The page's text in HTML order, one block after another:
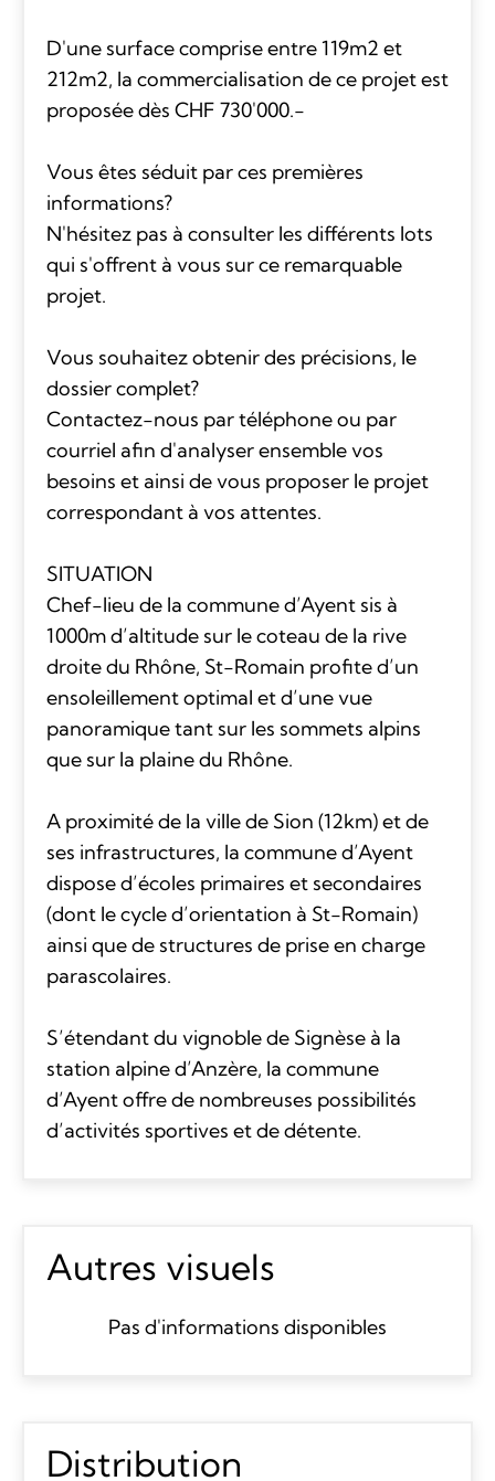
D'une surface comprise entre 119m2 et
212m2, la commercialisation de ce projet est
proposée dès CHF 730'000.-
Vous êtes séduit par ces premières
informations?
N'hésitez pas à consulter les différents lots
qui s'offrent à vous sur ce remarquable
projet.
Vous souhaitez obtenir des précisions, le
dossier complet?
Contactez-nous par téléphone ou par
courriel afin d'analyser ensemble vos
besoins et ainsi de vous proposer le projet
correspondant à vos attentes.
SITUATION
Chef-lieu de la commune d’Ayent sis à
1000m d’altitude sur le coteau de la rive
droite du Rhône, St-Romain profite d’un
ensoleillement optimal et d’une vue
panoramique tant sur les sommets alpins
que sur la plaine du Rhône.
A proximité de la ville de Sion (12km) et de
ses infrastructures, la commune d’Ayent
dispose d’écoles primaires et secondaires
(dont le cycle d’orientation à St-Romain)
ainsi que de structures de prise en charge
parascolaires.
S’étendant du vignoble de Signèse à la
station alpine d’Anzère, la commune
d’Ayent offre de nombreuses possibilités
d’activités sportives et de détente.
Autres visuels
Pas d'informations disponibles
Distribution